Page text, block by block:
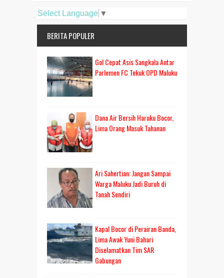
Select Language ▼
BERITA POPULER
Gol Cepat Asis Sangkala Antar
Parlemen FC Tekuk OPD Maluku
Dana Air Bersih Haruku Bocor,
Lima Orang Masuk Tahanan
Ari Sahertian: Jangan Sampai
Warga Maluku Jadi Buruh di
Tanah Sendiri
Kapal Bocor di Perairan Banda,
Lima Awak Yuni Bahari
Diselamatkan Tim SAR
Gabungan